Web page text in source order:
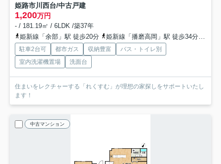
姫路市川西台/中古戸建
1,200万円
- / 181.19㎡ / 6LDK /築37年
姫新線「余部」駅 徒歩20分
姫新線「播磨高岡」駅 徒歩34分
駐車2台可 都市ガス 収納豊富
バス・トイレ別
室内洗濯機置場
洗面台
住まいをレクチャーする「れくすむ」が理想の家探しをサポートいたし
ます！
中古マンション